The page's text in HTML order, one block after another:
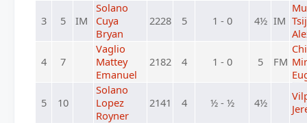
3 5 IM
Solano
Cuya
Bryan
2228 5 1 - 0 4½ IM
4 7
Vaglio
Mattey
Emanuel
2182 4 1 - 0 5 FM
5 10
Solano
Lopez
Royner
2141 4 ½ - ½ 4½